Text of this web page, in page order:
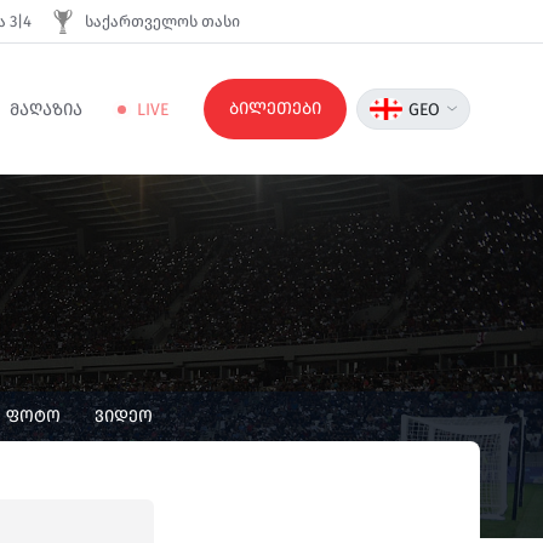
3|4 საქართველოს თასი
ᲛᲐᲦᲐᲖᲘᲐ LIVE ბილეთები GEO
ᲤᲝᲢᲝ ᲕᲘᲓᲔᲝ